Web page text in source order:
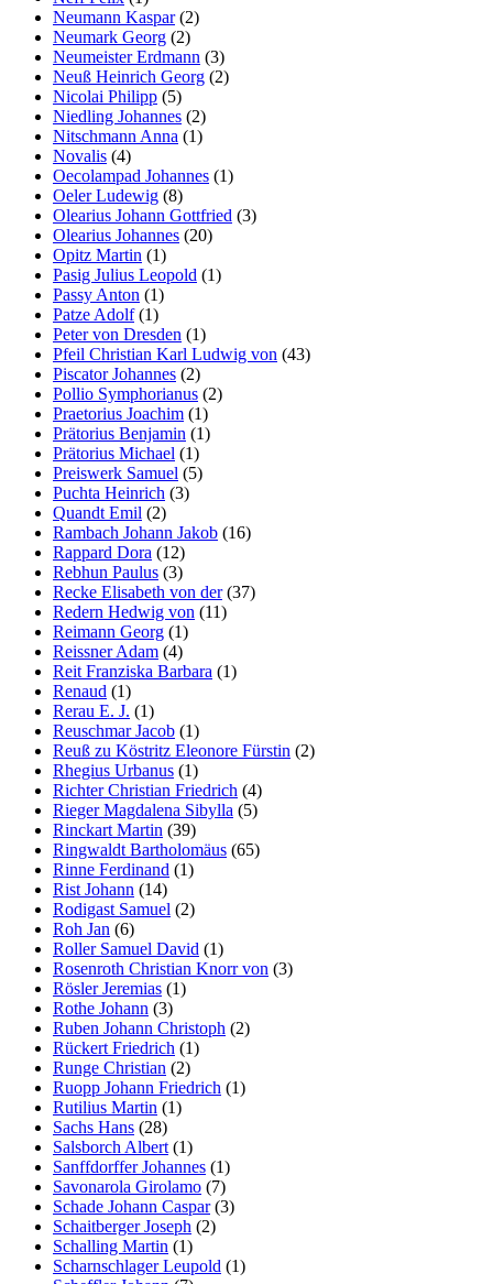
Neumann Kaspar(2)
Neumark Georg (2)
Neumeister Erdmann (3)
Neuß Heinrich Georg (2)
Nicolai Philipp (5)
Niedling Johannes (2)
Nitschmann Anna (1)
Novalis (4)
Oecolampad Johannes (1)
Oeler Ludewig (8)
Olearius Johann Gottfried (3)
Olearius Johannes (20)
Opitz Martin (1)
Pasig Julius Leopold (1)
Passy Anton (1)
Patze Adolf(1)
Peter von Dresden (1)
Pfeil Christian Karl Ludwig von (43)
Piscator Johannes (2)
Pollio Symphorianus (2)
Praetorius Joachim (1)
Prätorius Benjamin (1)
Prätorius Michael (1)
Preiswerk Samuel (5)
Puchta Heinrich (3)
Quandt Emil (2)
Rambach Johann Jakob (16)
Rappard Dora (12)
Rebhun Paulus (3)
Recke Elisabeth von der(37)
Redern Hedwig von (11)
Reimann Georg (1)
Reissner Adam (4)
Reit Franziska Barbara (1)
Renaud (1)
Rerau E. J. (1)
Reuschmar Jacob (1)
Reuß zu Köstritz Eleonore Fürstin (2)
Rhegius Urbanus (1)
Richter Christian Friedrich (4)
Rieger Magdalena Sibylla (5)
Rinckart Martin (39)
Ringwaldt Bartholomäus (65)
Rinne Ferdinand (1)
Rist Johann (14)
Rodigast Samuel (2)
Roh Jan (6)
Roller Samuel David (1)
Rosenroth Christian Knorr von (3)
Rösler Jeremias (1)
Rothe Johann (3)
Ruben Johann Christoph (2)
Rückert Friedrich (1)
Runge Christian (2)
Ruopp Johann Friedrich (1)
Rutilius Martin (1)
Sachs Hans (28)
Salsborch Albert (1)
Sanffdorffer Johannes (1)
Savonarola Girolamo (7)
Schade Johann Caspar(3)
Schaitberger Joseph (2)
Schalling Martin (1)
Scharnschlager Leupold (1)